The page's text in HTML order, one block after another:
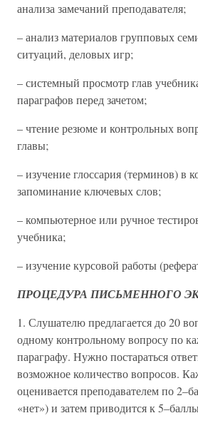
анализа замечаний преподавателя;
– анализ материалов групповых
ситуаций, деловых игр;
– системный просмотр глав
параграфов перед зачетом;
– чтение резюме и контрольных
главы;
– изучение глоссария (терминов) в
запоминание ключевых слов;
– компьютерное или ручное
учебника;
– изучение курсовой работы
ПРОЦЕДУРА ПИСЬМЕННОГО
1. Слушателю предлагается до 20
одному контрольному вопросу по
параграфу. Нужно постараться
возможное количество вопросов.
оценивается преподавателем по
«нет») и затем приводится к